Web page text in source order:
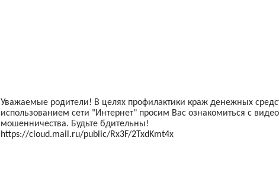
Уважаемые родители! В целях профилактики краж денежных
использованием сети "Интернет" просим Вас ознакомиться с
мошенничества. Будьте бдительны!
https://cloud.mail.ru/public/Rx3F/2TxdKmt4x